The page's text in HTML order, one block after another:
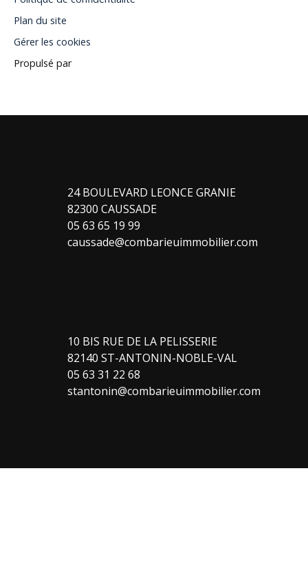
Plan du site
Gérer les cookies
Propulsé par
24 BOULEVARD LEONCE GRANIE
82300 CAUSSADE
05 63 65 19 99
caussade@combarieuimmobilier.com
10 BIS RUE DE LA PELISSERIE
82140 ST-ANTONIN-NOBLE-VAL
05 63 31 22 68
stantonin@combarieuimmobilier.com